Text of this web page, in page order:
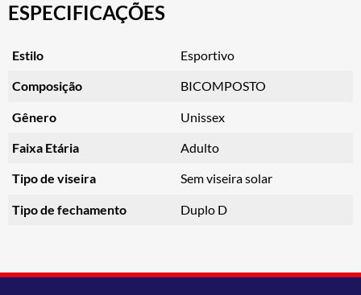
ESPECIFICAÇÕES
Estilo Esportivo
Composição BICOMPOSTO
Gênero Unissex
Faixa Etária Adulto
Tipo de viseira Sem viseira solar
Tipo de fechamento Duplo D